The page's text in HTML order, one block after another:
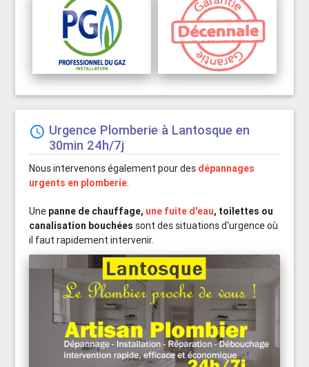
 Urgence Plomberie à Lantosque en
30min 24h/7j
Nous intervenons également pour des dépannages
urgents en plomberie
Une panne de chauffage, une fuite d'eau, toilettes ou
canalisation bouchées sont des situations d'urgence où
il faut rapidement intervenir.